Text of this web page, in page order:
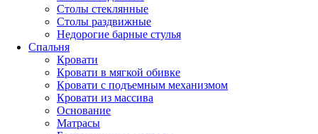
Столы стеклянные
Столы раздвижные
Недорогие барные стулья
Спальня
Кровати
Кровати в мягкой обивке
Кровати с подъемным механизмом
Кровати из массива
Основание
Матрасы